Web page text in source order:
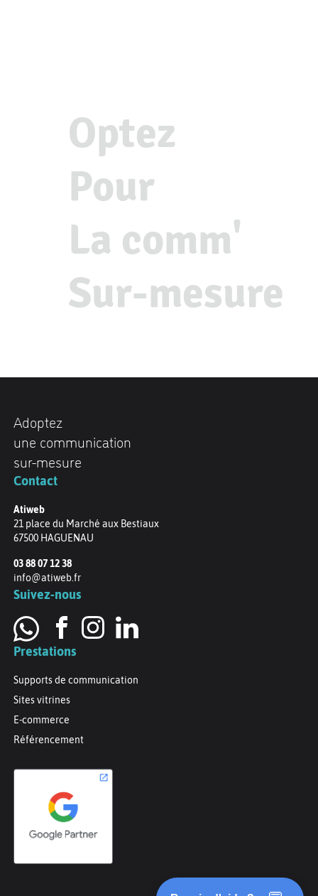
Optez
Pour
La comm'
Sur-mesure
Adoptez
une communication
sur-mesure
Contact
Atiweb
21 place du Marché aux Bestiaux
67500 HAGUENAU
03 88 07 12 38
info@atiweb.fr
Suivez-nous
Prestations
Supports de communication
Sites vitrines
E-commerce
Référencement